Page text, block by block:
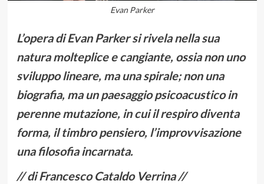
Evan Parker
L’opera di Evan Parker si rivela nella sua
natura molteplice e cangiante, ossia non uno
sviluppo lineare, ma una spirale; non una
biografia, ma un paesaggio psicoacustico in
perenne mutazione, in cui il respiro diventa
forma, il timbro pensiero, l’improvvisazione
una filosofia incarnata.
// di Francesco Cataldo Verrina //